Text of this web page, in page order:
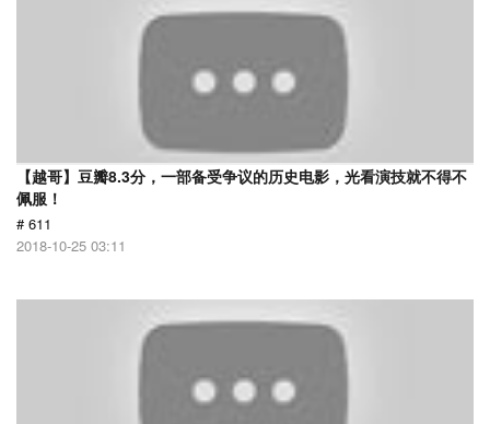
【越哥】豆瓣8.3分，一部备受争议的历史电影，光看演技就不得不
佩服！
# 611
2018-10-25 03:11